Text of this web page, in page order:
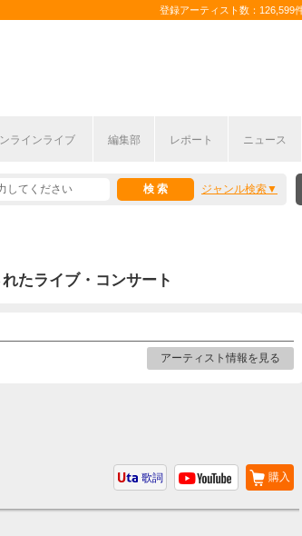
登録アーティスト数：
ラインライブ 編集部 レポート ニュース
ジャンル検索
たライブ・コンサート
アーティスト情報を見る
購入
歌詞